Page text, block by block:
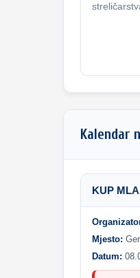
Kalendar
KUP
Mjesto:
Datum: